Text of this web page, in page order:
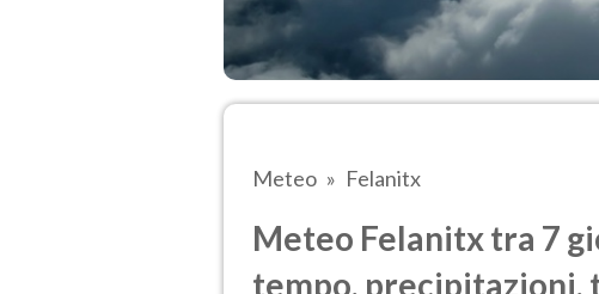
Meteo Felanitx
Meteo Felanitx tra 7
tempo, precipitazioni,